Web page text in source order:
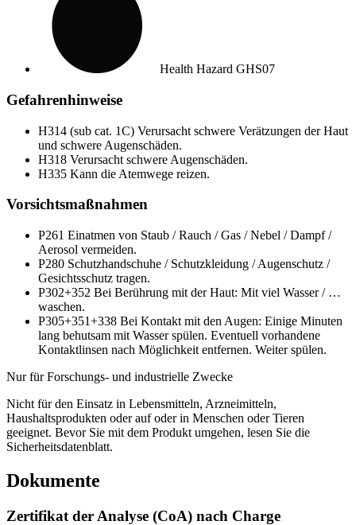
Health Hazard GHS07
Gefahrenhinweise
H314 (sub cat. 1C) Verursacht schwere Verätzungen der Haut
und schwere Augenschäden.
H318 Verursacht schwere Augenschäden.
H335 Kann die Atemwege reizen.
Vorsichtsmaßnahmen
P261 Einatmen von Staub / Rauch / Gas / Nebel / Dampf /
Aerosol vermeiden.
P280 Schutzhandschuhe / Schutzkleidung / Augenschutz /
Gesichtsschutz tragen.
P302+352 Bei Berührung mit der Haut: Mit viel Wasser / …
waschen.
P305+351+338 Bei Kontakt mit den Augen: Einige Minuten
lang behutsam mit Wasser spülen. Eventuell vorhandene
Kontaktlinsen nach Möglichkeit entfernen. Weiter spülen.
Nur für Forschungs- und industrielle Zwecke
Nicht für den Einsatz in Lebensmitteln, Arzneimitteln,
Haushaltsprodukten oder auf oder in Menschen oder Tieren
geeignet. Bevor Sie mit dem Produkt umgehen, lesen Sie die
Sicherheitsdatenblatt.
Dokumente
Zertifikat der Analyse (CoA) nach Charge